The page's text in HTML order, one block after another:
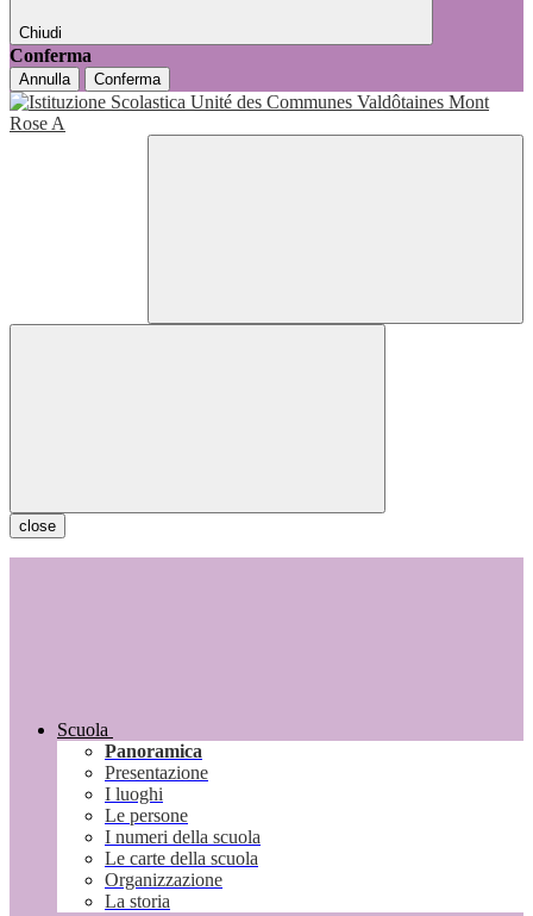
Chiudi
Conferma
Annulla Conferma
close
Scuola
Panoramica
Presentazione
I luoghi
Le persone
I numeri della scuola
Le carte della scuola
Organizzazione
La storia